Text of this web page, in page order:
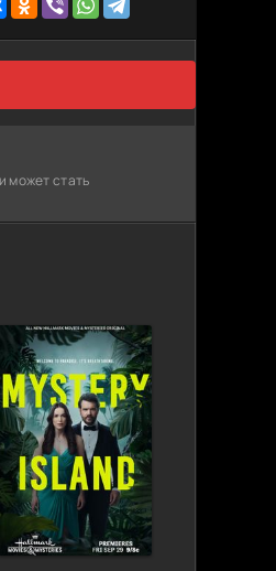
может стать